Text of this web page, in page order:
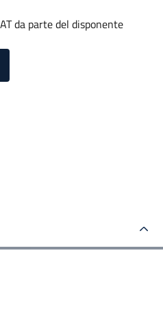
da parte del disponente